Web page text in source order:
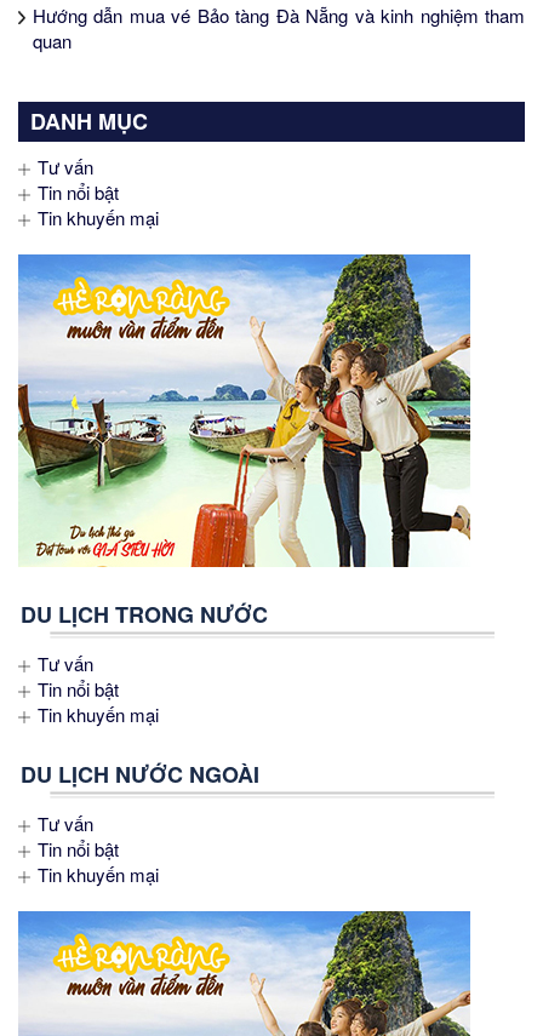
Hướng dẫn mua vé Bảo tàng Đà Nẵng và kinh nghiệm tham
quan
DANH MỤC
Tư vấn
Tin nổi bật
Tin khuyến mại
DU LỊCH TRONG NƯỚC
Tư vấn
Tin nổi bật
Tin khuyến mại
DU LỊCH NƯỚC NGOÀI
Tư vấn
Tin nổi bật
Tin khuyến mại